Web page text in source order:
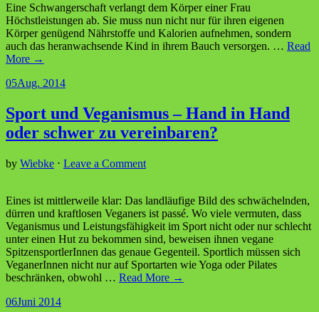
Eine Schwangerschaft verlangt dem Körper einer Frau
Höchstleistungen ab. Sie muss nun nicht nur für ihren eigenen
Körper genügend Nährstoffe und Kalorien aufnehmen, sondern
auch das heranwachsende Kind in ihrem Bauch versorgen. … Read
More →
05Aug. 2014
Sport und Veganismus – Hand in Hand
oder schwer zu vereinbaren?
by Wiebke ⋅ Leave a Comment
Eines ist mittlerweile klar: Das landläufige Bild des schwächelnden,
dürren und kraftlosen Veganers ist passé. Wo viele vermuten, dass
Veganismus und Leistungsfähigkeit im Sport nicht oder nur schlecht
unter einen Hut zu bekommen sind, beweisen ihnen vegane
SpitzensportlerInnen das genaue Gegenteil. Sportlich müssen sich
VeganerInnen nicht nur auf Sportarten wie Yoga oder Pilates
beschränken, obwohl … Read More →
06Juni 2014